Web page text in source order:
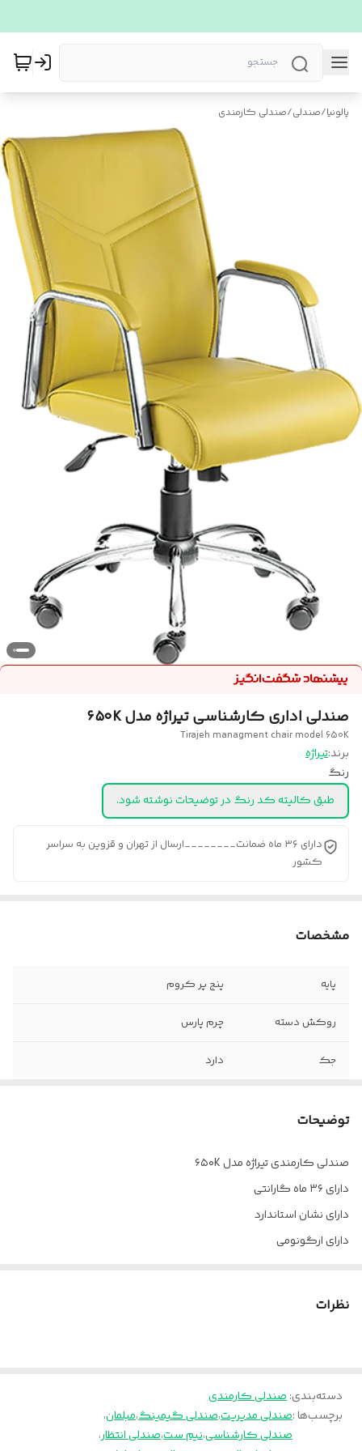
پالونیا/صندلی/صندلی کارمندی
صندلی اداری کارشناسی تیراژه مدل ۶۵۰K
Tirajeh managment chair model 650K
برند:تیراژه
رنگ
طبق کالیته کد رنگ در توضیحات نوشته شود.
دارای ۳۶ ماه ضمانت________ارسال از تهران و قزوین به سراسر
کشور
مشخصات
پایه پنج پر کروم
روکش دسته چرم پارس
جک دارد
چرخ
جنس روکش
مکانیزم
توضیحات
صندلی کارمندی تیراژه مدل ۶۵۰K
دارای ۳۶ ماه گارانتی
دارای نشان استاندارد
دارای ارگونومی
نظرات
دسته‌بندی:صندلی کارمندی
برچسب‌ها :صندلی مدیریت،صندلی گیمینگ،مبلمان،
صندلی کارشناسی،نیم ست،صندلی انتظار،